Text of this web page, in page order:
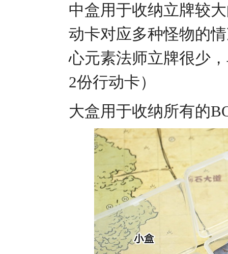
中盒用于收纳立牌较
动卡对应多种怪物的
心元素法师立牌很少
2份行动卡）
大盒用于收纳所有的